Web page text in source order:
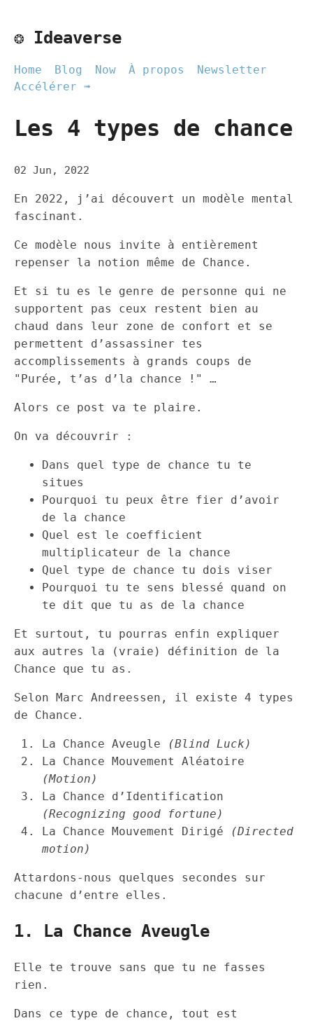
❂ Ideaverse
Home Blog Now À propos
Newsletter
Accélérer ➟
Les 4 types de chance
02 Jun, 2022
En 2022, j’ai découvert un modèle mental
fascinant.
Ce modèle nous invite à entièrement
repenser la notion même de Chance.
Et si tu es le genre de personne qui ne
supportent pas ceux restent bien au
chaud dans leur zone de confort et se
permettent d’assassiner tes
accomplissements à grands coups de
"Purée, t’as d’la chance !" …
Alors ce post va te plaire.
On va découvrir :
Dans quel type de chance tu te
situes
Pourquoi tu peux être fier d’avoir
de la chance
Quel est le coefficient
multiplicateur de la chance
Quel type de chance tu dois viser
Pourquoi tu te sens blessé quand on
te dit que tu as de la chance
Et surtout, tu pourras enfin expliquer
aux autres la (vraie) définition de la
Chance que tu as.
Selon Marc Andreessen, il existe 4 types
de Chance.
La Chance Aveugle
(Blind Luck)
La Chance Mouvement Aléatoire
(Motion)
La Chance d’Identification
(Recognizing good fortune)
La Chance Mouvement Dirigé
(Directed
motion)
Attardons-nous quelques secondes sur
chacune d’entre elles.
1. La Chance Aveugle
Elle te trouve sans que tu ne fasses
rien.
Dans ce type de chance, tout est